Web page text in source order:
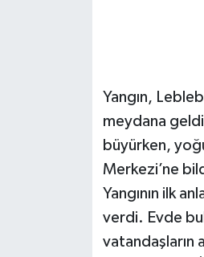
Yangın,
meydana
büyürken,
Merkezi’ne
Yangının ilk
verdi. Evde
vatandaşların